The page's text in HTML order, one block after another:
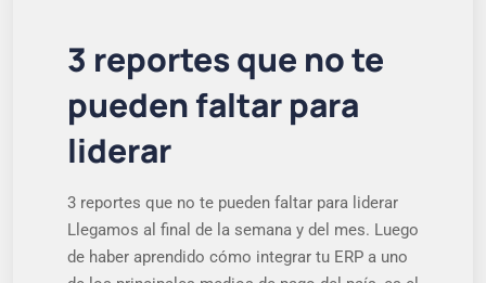
3 reportes que no te
pueden faltar para
liderar
3 reportes que no te pueden faltar para liderar
Llegamos al final de la semana y del mes. Luego
de haber aprendido cómo integrar tu ERP a uno